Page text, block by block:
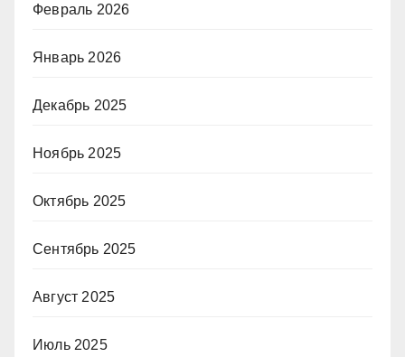
Февраль 2026
Январь 2026
Декабрь 2025
Ноябрь 2025
Октябрь 2025
Сентябрь 2025
Август 2025
Июль 2025